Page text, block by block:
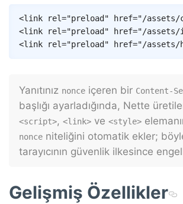
<link rel="preload " href="/assets/
<link rel="preload " href="/assets/
<link rel="preload " href="/assets/
Yanıtınız nonce içeren bir Content-
başlığı ayarladığında, Nette
<script>, <link> ve <style>
nonce niteliğini otomatik ekler;
tarayıcının güvenlik ilkesince
Gelişmiş Özellikler